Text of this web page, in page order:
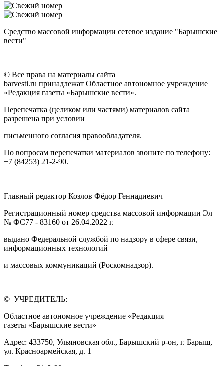
Средство массовой информации сетевое издание "Барышские
вести"
© Все права на материалы сайта
barvesti.ru принадлежат Областное автономное учреждение
«Редакция газеты «Барышские вести».
Перепечатка (целиком или частями) материалов сайта
разрешена при условии
письменного согласия правообладателя.
По вопросам перепечатки материалов звоните по телефону:
+7 (84253) 21-2-90.
Главный редактор Козлов Фёдор Геннадиевич
Регистрационный номер средства массовой информации Эл
№ ФС77 - 83160 от 26.04.2022 г.
выдано Федеральной службой по надзору в сфере связи,
информационных технологий
и массовых коммуникаций (Роскомнадзор).
© УЧРЕДИТЕЛЬ:
Областное автономное учреждение «Редакция
газеты «Барышские вести»
Адрес: 433750, Ульяновская обл., Барышский р-он, г. Барыш,
ул. Красноармейская, д. 1